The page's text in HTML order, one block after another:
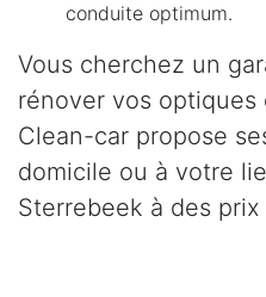
conduite optimum.
Vous cherchez un
rénover vos optiques
Clean-car propose
domicile ou à votre
Sterrebeek à des